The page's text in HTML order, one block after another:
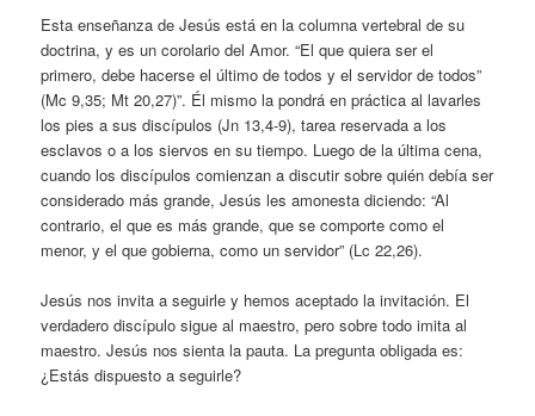
Esta enseñanza de Jesús está en la columna vertebral de su
doctrina, y es un corolario del Amor. “El que quiera ser el
primero, debe hacerse el último de todos y el servidor de todos”
(Mc 9,35; Mt 20,27)”. Él mismo la pondrá en práctica al lavarles
los pies a sus discípulos (Jn 13,4-9), tarea reservada a los
esclavos o a los siervos en su tiempo. Luego de la última cena,
cuando los discípulos comienzan a discutir sobre quién debía ser
considerado más grande, Jesús les amonesta diciendo: “Al
contrario, el que es más grande, que se comporte como el
menor, y el que gobierna, como un servidor” (Lc 22,26).
Jesús nos invita a seguirle y hemos aceptado la invitación. El
verdadero discípulo sigue al maestro, pero sobre todo imita al
maestro. Jesús nos sienta la pauta. La pregunta obligada es:
¿Estás dispuesto a seguirle?